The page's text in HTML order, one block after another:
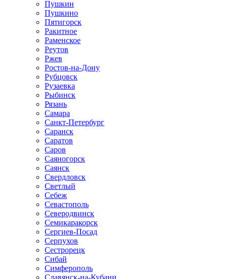
Пушкин
Пушкино
Пятигорск
Ракитное
Раменское
Реутов
Ржев
Ростов-на-Дону
Рубцовск
Рузаевка
Рыбинск
Рязань
Самара
Санкт-Петербург
Саранск
Саратов
Саров
Саяногорск
Саянск
Свердловск
Светлый
Себеж
Севастополь
Северодвинск
Семикаракорск
Сергиев-Посад
Серпухов
Сестрорецк
Сибай
Симферополь
Славянск-на-Кубани